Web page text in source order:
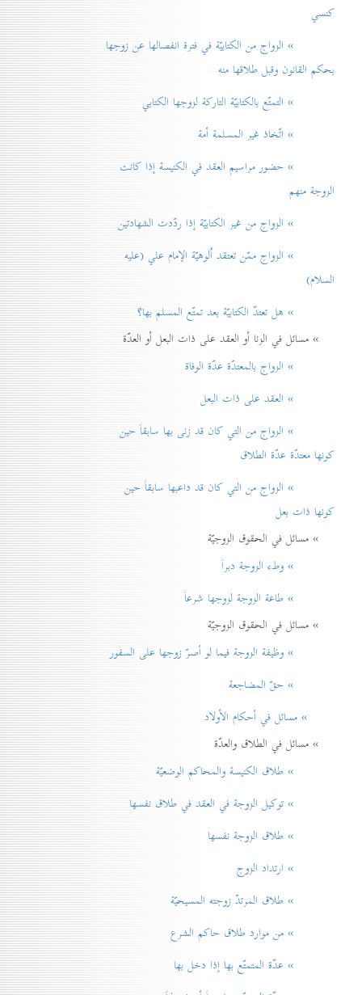
كنسي
» الزواج من الكتابيّة في فترة انفصالها عن زوجها
بحكم القانون وقبل طلاقها منه
» التمتّع بالكتابيّة التاركة لزوجها الكتابي
» اتّخاذ غير المسلمة أمة
» حضور مراسيم العقد في الكنيسة إذا كانت
الزوجة منهم
» الزواج من غير الكتابيّة إذا ردّدت الشهادتين
» الزواج ممّن تعتقد اُلوهيّة الإمام علي (عليه
السلام)
» هل تعتدّ الكتابيّة بعد تمتّع المسلم بها؟
» مسائل في الزنا أو العقد على ذات البعل أو العدّة
» الزواج بالمعتدّة عدّة الوفاة
» العقد على ذات البعل
» الزواج من التي كان قد زنی بها سابقاً حين
كونها معتدّة عدّة الطلاق
» الزواج من التي كان قد داعبها سابقاً حين
كونها ذات بعل
» مسائل في الحقوق الزوجيّة
» وطء الزوجة دبراً
» طاعة الزوجة لزوجها شرعاً
» مسائل في الحقوق الزوجيّة
» وظيفة الزوجة فيما لو أصرّ زوجها على السفور
» حقّ المضاجعة
» مسائل في أحكام الأولاد
» مسائل في الطلاق والعدّة
» طلاق الكنيسة والمحاكم الوضعيّة
» توكيل الزوجة في العقد في طلاق نفسها
» طلاق الزوجة نفسها
» ارتداد الزوج
» طلاق المرتدّ زوجته المسيحيّة
» من موارد طلاق حاكم الشرع
» عدّة المتمتّع بها إذا دخل بها